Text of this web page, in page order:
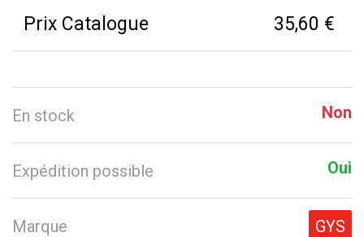
Prix Catalogue 35,60 €
En stock Non
Expédition possible Oui
Marque GYS